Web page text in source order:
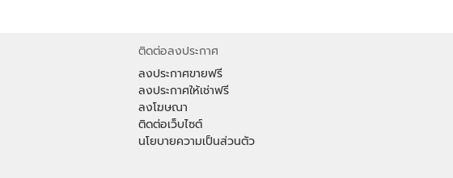
ติดต่อลงประกาศ
ลงประกาศขายฟรี
ลงประกาศให้เช่าฟรี
ลงโฆษณา
ติดต่อเว็บไซต์
นโยบายความเป็นส่วนตัว